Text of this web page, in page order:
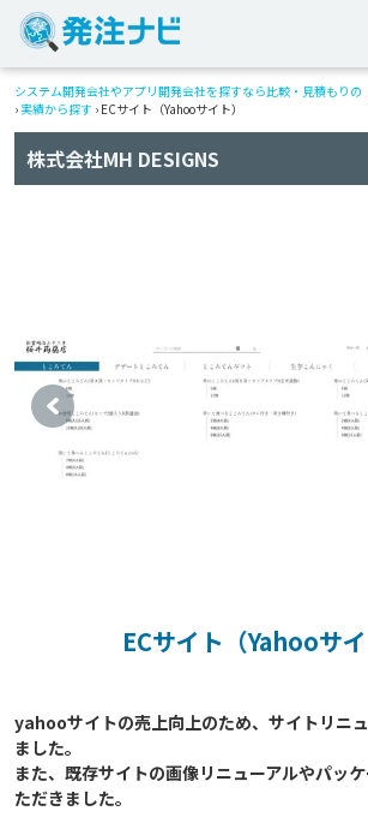
システム開発会社やアプリ開発会社を探すなら比較・見積もりの
› 実績から探す › ECサイト（Yahooサイト）
株式会社MH DESIGNS
ECサイト（Yahooサイ
yahooサイトの売上向上のため、サイトリニ
ました。
また、既存サイトの画像リニューアルやパッ